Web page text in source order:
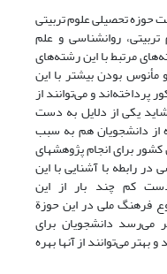
حوزه تحصیلی علوم تربیتی
روانشناسی و علم
مرتبط با این رشته‌های
بودن بیشتر با این
پرداخته‌اند و می‌توانند از
یکی از دلایل به دست
از دانشجویان هم به سبب
کشور برای انجام پژوهشهای
رابطه با آشنایی با این
کم چند بار از این
فرهنگ ملی در این حوزة
می‌رسد دانشجویان برای
بهتر می‌توانند از آنها بهره